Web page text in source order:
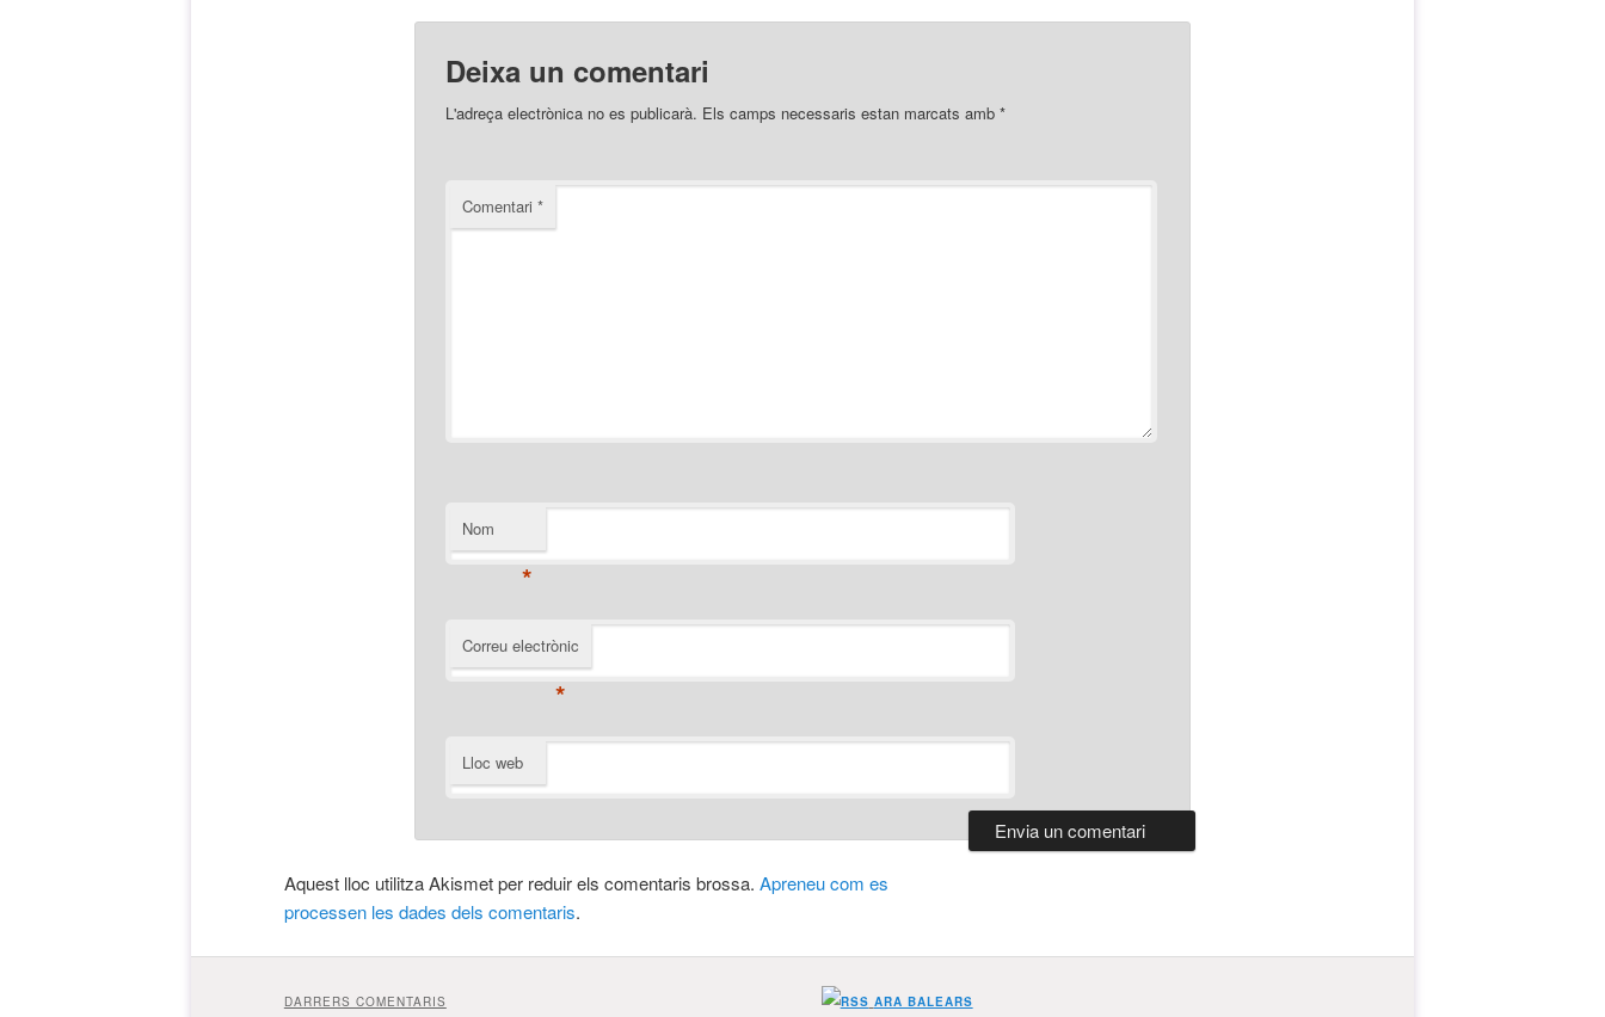
Deixa un comentari
L'adreça electrònica no es publicarà. Els camps necessaris estan marcats amb *
Comentari *
Nom
*
Correu electrònic
*
Lloc web
Aquest lloc utilitza Akismet per reduir els comentaris brossa. Apreneu com es
processen les dades dels comentaris.
DARRERS COMENTARIS ARA BALEARS